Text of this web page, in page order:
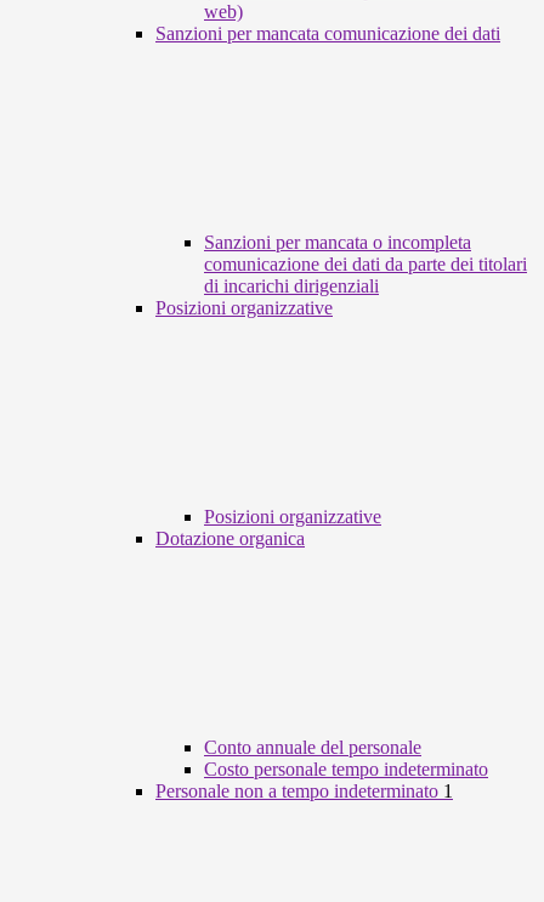
web)
Sanzioni per mancata comunicazione dei dati
Sanzioni per mancata o incompleta
comunicazione dei dati da parte dei titolari
di incarichi dirigenziali
Posizioni organizzative
Posizioni organizzative
Dotazione organica
Conto annuale del personale
Costo personale tempo indeterminato
Personale non a tempo indeterminato 1